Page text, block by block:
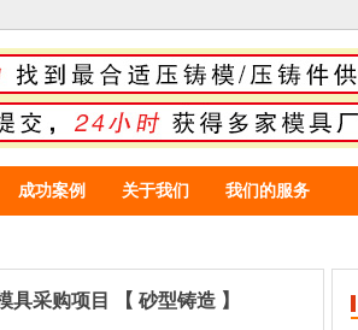
成功案例 关于我们 我们的服务
具采购项目 【 砂型铸造 】